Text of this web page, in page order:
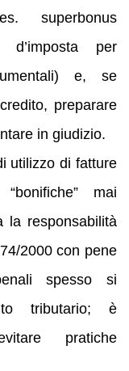
superbonus
d’imposta per
e, se
preparare
in giudizio.
utilizzo di fatture
mai
la responsabilità
2000 con pene
spesso si
tributario; è
pratiche